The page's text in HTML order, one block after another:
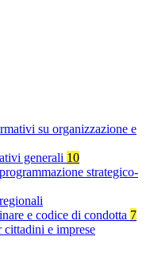
su organizzazione e
generali 10
strategico-
e codice di condotta 7
e imprese